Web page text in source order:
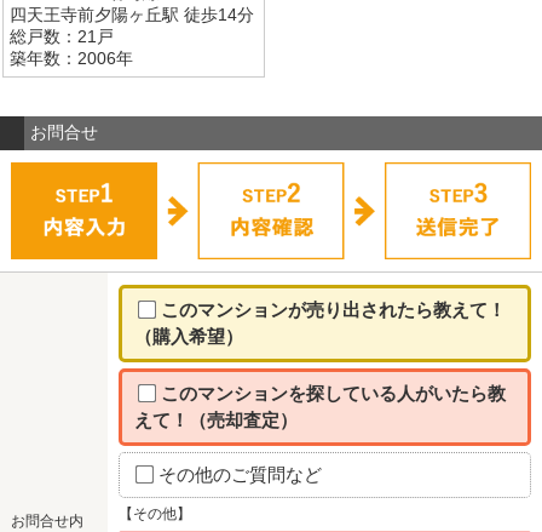
四天王寺前夕陽ヶ丘駅 徒歩14分
総戸数：21戸
築年数：2006年
お問合せ
お問合せ内
このマンションが売り出されたら教えて！
（購入希望）
このマンションを探している人がいたら教
えて！（売却査定）
その他のご質問など
【その他】